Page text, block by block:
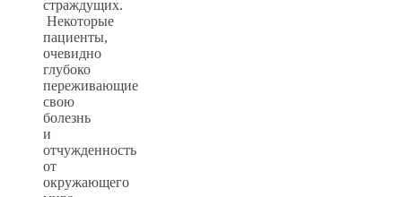
страждущих.
Некоторые
пациенты,
очевидно
глубоко
переживающие
свою
болезнь
и
отчужденность
от
окружающего